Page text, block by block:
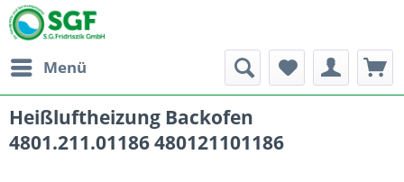
Menü
Heißluftheizung Backofen
4801.211.01186 480121101186